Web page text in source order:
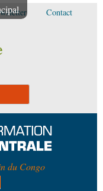
Contact
du Congo